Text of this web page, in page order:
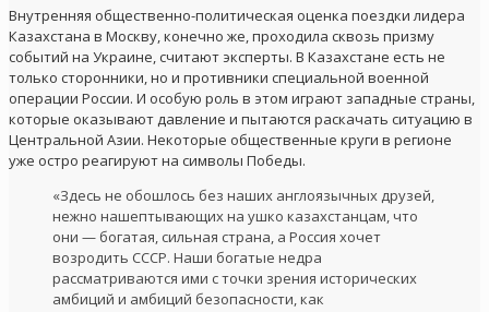
Внутренняя общественно-политическая оценка поездки лидера
Казахстана в Москву, конечно же, проходила сквозь призму
событий на Украине, считают эксперты. В Казахстане есть не
только сторонники, но и противники специальной военной
операции России. И особую роль в этом играют западные страны,
которые оказывают давление и пытаются раскачать ситуацию в
Центральной Азии. Некоторые общественные круги в регионе
уже остро реагируют на символы Победы.
«Здесь не обошлось без наших англоязычных друзей,
нежно нашептывающих на ушко казахстанцам, что
они — богатая, сильная страна, а Россия хочет
возродить СССР. Наши богатые недра
рассматриваются ими с точки зрения исторических
амбиций и амбиций безопасности, как